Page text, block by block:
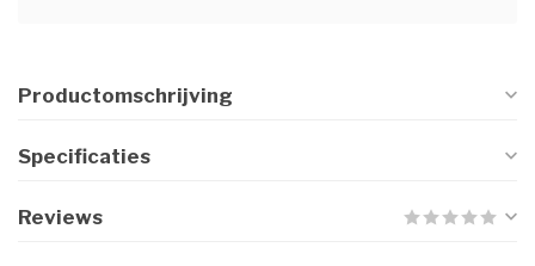
Productomschrijving
Specificaties
Reviews